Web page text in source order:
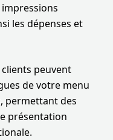
les dépenses et
clients peuvent
de votre menu
permettant des
présentation